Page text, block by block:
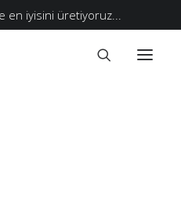
en iyisini üretiyoruz...